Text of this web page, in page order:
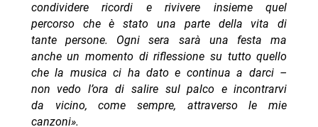
condividere ricordi e rivivere insieme quel
percorso che è stato una parte della vita di
tante persone. Ogni sera sarà una festa ma
anche un momento di riflessione su tutto quello
che la musica ci ha dato e continua a darci –
non vedo l’ora di salire sul palco e incontrarvi
da vicino, come sempre, attraverso le mie
canzoni».